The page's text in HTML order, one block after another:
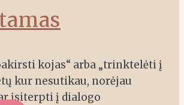
kojas“ arba „trinktelėti į
kur nesutikau, norėjau
įsiterpti į dialogo